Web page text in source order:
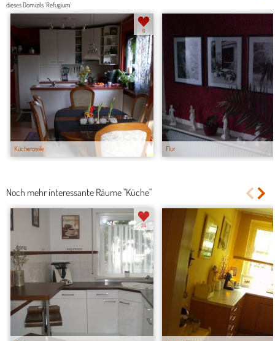
dieses Domizils 'Refugium'
Küchenzeile
6
Flur
Noch mehr interessante Räume "Küche"
24